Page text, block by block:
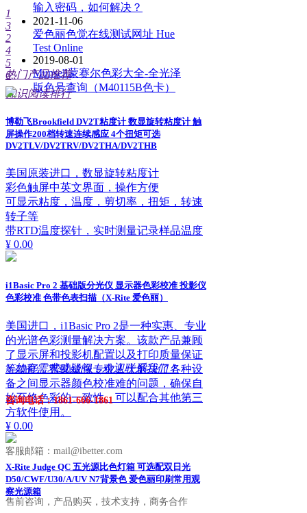
输入密码，如何解决？
2021-11-06
爱色丽色觉在线测试网址 Hue
Test Online
2019-08-01
Munsell蒙赛尔色彩大全-全光泽
版色号查询（M40115B色卡）
1
3
2
4
5
6
知识阅读排行
热门产品推荐
博勒飞Brookfield DV2T粘度计 数显旋转粘度计 触
屏操作200档转速连续感应 4个扭矩可选
DV2TLV/DV2TRV/DV2THA/DV2THB
美国原装进口，数显旋转粘度计
彩色触屏中英文界面，操作方便
可显示粘度，温度，剪切率，扭矩，转速
转子等
带RTD温度探针，实时测量记录样品温度
¥ 0.00
i1Basic Pro 2 基础版分光仪 显示器色彩校准 投影仪
色彩校准 色带色表扫描（X-Rite 爱色丽）
美国进口，i1Basic Pro 2是一种实惠、专业
的光谱色彩测量解决方案。该款产品兼顾
了显示屏和投影机配置以及打印质量保证
等功能，帮助成像专业人士解决了各种设
备之间显示器颜色校准难的问题，确保自
始至终色彩的一致性。可以配合其他第三
方软件使用。
¥ 0.00
X-Rite Judge QC 五光源比色灯箱 可选配双日光
D50/CWF/U30/A/UV N7背景色 爱色丽印刷常用观
察光源箱
ꁱ 如有需求或疑问，欢迎联系我们！
咨询电话：1861-666-1861
客服邮箱：mail@ibetter.com
售前咨询，产品购买，技术支持，商务合作